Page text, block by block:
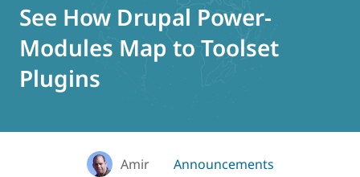
See How Drupal Power-
Modules Map to Toolset
Plugins
Amir
Announcements